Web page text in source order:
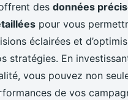
des données
pour vous
éclairées et
stratégies. En
vous pouvez non
de vos